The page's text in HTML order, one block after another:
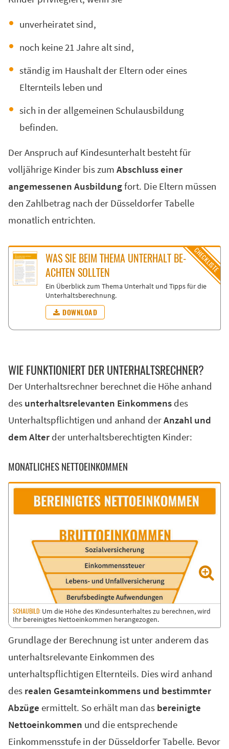
unverheiratet sind,
noch keine 21 Jahre alt sind,
ständig im Haushalt der Eltern oder eines
Elternteils leben und
sich in der allgemeinen Schulausbildung
befinden.
Der Anspruch auf Kindesunterhalt besteht für
volljährige Kinder bis zum Abschluss einer
angemessenen Ausbildungfort. Die Eltern müssen
den Zahlbetrag nach der Düsseldorfer Tabelle
monatlich entrichten.
WAS SIE BEIM THE­MA UN­TER­HALT BE­
ACH­TEN SOLL­TEN
Ein Überblick zum Thema Unterhalt und Tipps für die
Unterhaltsberechnung.
DOWNLOAD
WIE FUNK­TIO­NIERT DER UN­TER­HALTS­RECH­NER?
Der Unterhaltsrechner berechnet die Höhe anhand
des unterhaltsrelevanten Einkommens des
Unterhaltspflichtigen und anhand derAnzahl und
dem Alter der unterhaltsberechtigten Kinder:
MONATLICHES NETTOEINKOMMEN
Um die Höhe des Kindesunterhaltes zu berechnen, wird
Ihr bereinigtes Nettoeinkommen herangezogen.
Grundlage der Berechnung ist unter anderem das
unterhaltsrelevante Einkommen des
unterhaltspflichtigen Elternteils. Dies wird anhand
des realen Gesamteinkommens und bestimmter
Abzüge ermittelt. So erhält man das bereinigte
Nettoeinkommen und die entsprechende
Einkommensstufe in der Düsseldorfer Tabelle. Bevor